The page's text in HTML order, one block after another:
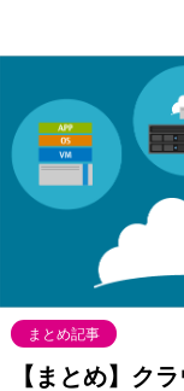
まとめ記事
【まとめ】ク